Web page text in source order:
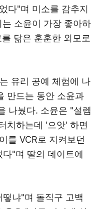
다"며 미소를 감추지
소윤이 가장 좋아하
닮은 훈훈한 외모로
유리 공예 체험에 나
만드는 동안 소윤과
나눴다. 소윤은 "설렘
치하는데 '으앗' 하면
를 VCR로 지켜보던
"며 딸의 데이트에
냐"며 돌직구 고백